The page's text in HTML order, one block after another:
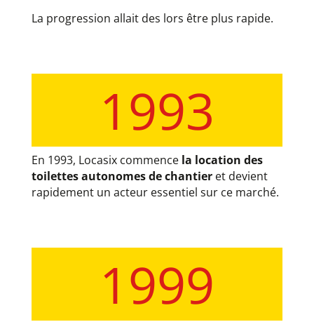
La progression allait des lors être plus rapide.
1993
En 1993, Locasix commence la location des
toilettes autonomes de chantieret devient
rapidement un acteur essentiel sur ce marché.
1999